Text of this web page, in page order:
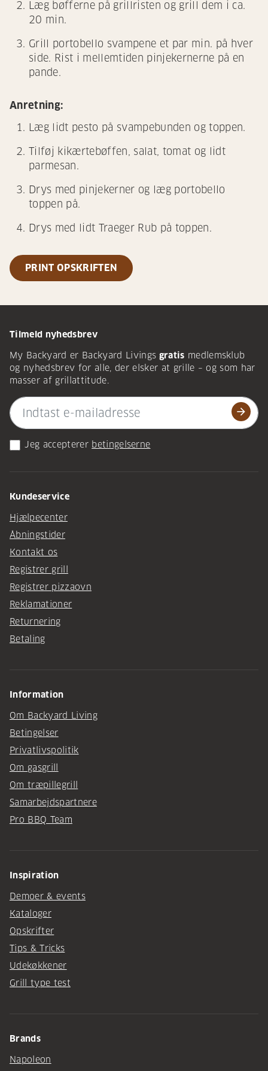
Læg bøfferne på grillristen og grill dem i ca.
20 min.
Grill portobello svampene et par min. på hver
side. Rist i mellemtiden pinjekernerne på en
pande.
Anretning:
Læg lidt pesto på svampebunden og toppen.
Tilføj kikærtebøffen, salat, tomat og lidt
parmesan.
Drys med pinjekerner og læg portobello
toppen på.
Drys med lidt Traeger Rub på toppen.
PRINT OPSKRIFTEN
Tilmeld nyhedsbrev
My Backyard er Backyard Livings gratis medlemsklub
og nyhedsbrev for alle, der elsker at grille – og som har
masser af grillattitude.
arrow_forward
Jeg accepterer betingelserne
Kundeservice
Hjælpecenter
Åbningstider
Kontakt os
Registrer grill
Registrer pizzaovn
Reklamationer
Returnering
Betaling
Information
Om Backyard Living
Betingelser
Privatlivspolitik
Om gasgrill
Om træpillegrill
Samarbejdspartnere
Pro BBQ Team
Inspiration
Demoer & events
Kataloger
Opskrifter
Tips & Tricks
Udekøkkener
Grill type test
Brands
Napoleon